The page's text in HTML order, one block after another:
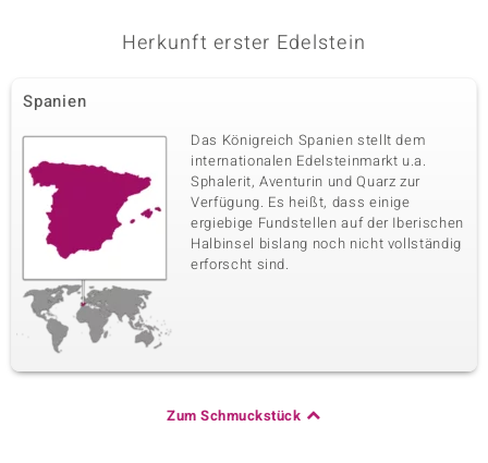
Herkunft erster Edelstein
Spanien
Das Königreich Spanien stellt dem
internationalen Edelsteinmarkt u.a.
Sphalerit, Aventurin und Quarz zur
Verfügung. Es heißt, dass einige
ergiebige Fundstellen auf der Iberischen
Halbinsel bislang noch nicht vollständig
erforscht sind.
Zum Schmuckstück